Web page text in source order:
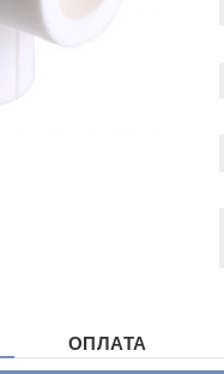
ОПЛАТА